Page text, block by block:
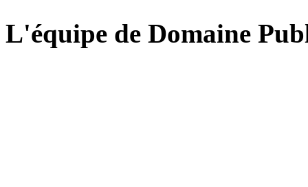
L'équipe de Domaine